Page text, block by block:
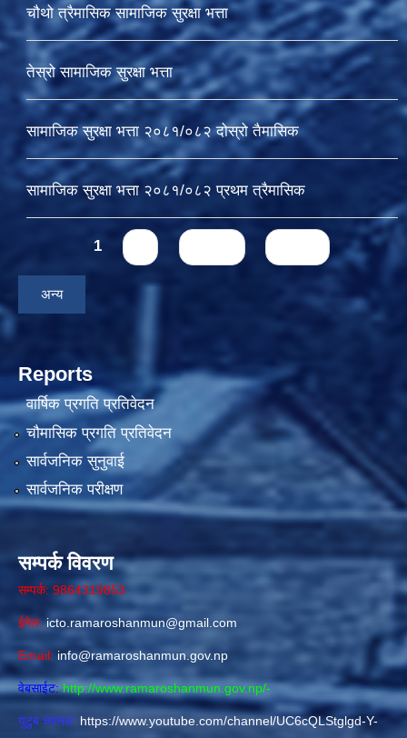
चौथो त्रैमासिक सामाजिक सुरक्षा भत्ता
तेस्रो सामाजिक सुरक्षा भत्ता
सामाजिक सुरक्षा भत्ता २०८१/०८२ दोस्रो तैमासिक
सामाजिक सुरक्षा भत्ता २०८१/०८२ प्रथम त्रैमासिक
Pages1
अन्य
Reports
वार्षिक प्रगति प्रतिवेदन
चौमासिक प्रगति प्रतिवेदन
सार्वजनिक सुनुवाई
सार्वजनिक परीक्षण
सम्पर्क विवरण
सम्पर्क: 9864319853
ईमेल:icto.ramaroshanmun@gmail.com
Email: info@ramaroshanmun.gov.np
वेबसाईट:http://www.ramaroshanmun.gov.np/-
युटुब च्यानल: https://www.youtube.com/channel/UC6cQLStglgd-Y-